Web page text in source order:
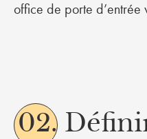
office de porte d’entrée
02.